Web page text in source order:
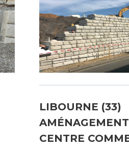
LIBOURNE (33)
CENTRE